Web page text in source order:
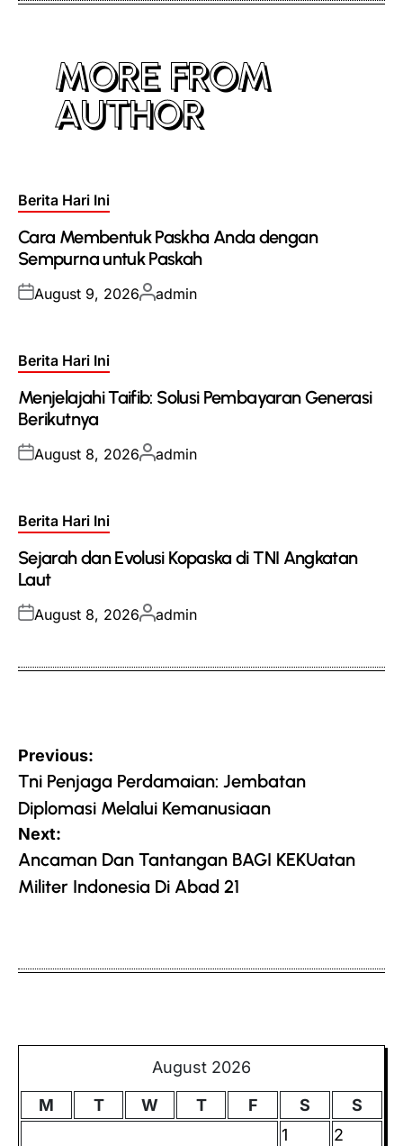
MORE FROM
AUTHOR
Posted
Berita Hari Ini
Cara Membentuk Paskha Anda dengan
Sempurna untuk Paskah
Posted
August 9, 2026Posted
admin
Posted
Berita Hari Ini
Menjelajahi Taifib: Solusi Pembayaran Generasi
Berikutnya
Posted
August 8, 2026Posted
admin
Posted
Berita Hari Ini
Sejarah dan Evolusi Kopaska di TNI Angkatan
Laut
Posted
August 8, 2026Posted
admin
Post
navigation
Previous:
Tni Penjaga Perdamaian: Jembatan
Diplomasi Melalui Kemanusiaan
Next:
Ancaman Dan Tantangan BAGI KEKUatan
Militer Indonesia Di Abad 21
August 2026
M
T W T F S
S
1
2